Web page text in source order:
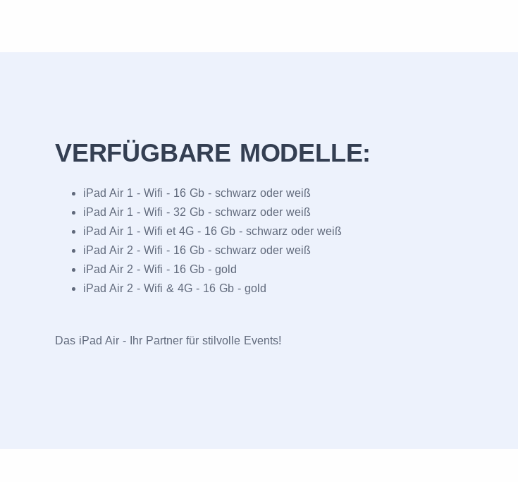
VERFÜGBARE MODELLE:
iPad Air 1 - Wifi - 16 Gb - schwarz oder weiß
iPad Air 1 - Wifi - 32 Gb - schwarz oder weiß
iPad Air 1 - Wifi et 4G - 16 Gb - schwarz oder weiß
iPad Air 2 - Wifi - 16 Gb - schwarz oder weiß
iPad Air 2 - Wifi - 16 Gb - gold
iPad Air 2 - Wifi & 4G - 16 Gb - gold
Das iPad Air - Ihr Partner für stilvolle Events!